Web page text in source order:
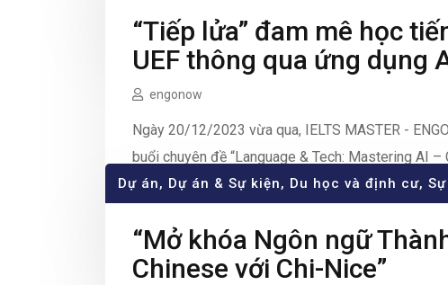
Read More
“Tiếp lửa” đam mê học
UEF thông qua ứng dụng
engonow
Ngày 20/12/2023 vừa qua, IELTS MASTER -
buổi chuyên đề “Language & Tech: Mastering AI –
- ENGONOW – Powered by Engonow) tổ chức
Read More
Dự án, Dự án & Sự kiện, Du học và định cư,
“Mở khóa Ngôn ngữ
Chinese với Chi-Nice”